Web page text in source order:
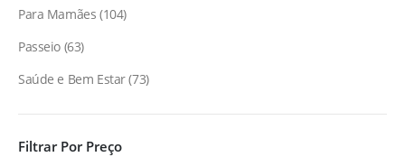
Para Mamães 104
Passeio 63
Saúde e Bem Estar 73
Filtrar Por Preço